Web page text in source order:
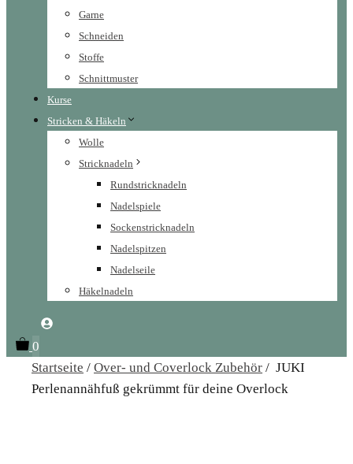
Garne
Schneiden
Stoffe
Schnittmuster
Kurse
Stricken & Häkeln
Wolle
Stricknadeln
Rundstricknadeln
Nadelspiele
Sockenstricknadeln
Nadelspitzen
Nadelseile
Häkelnadeln
0
Startseite / Over- und Coverlock Zubehör / JUKI
Perlenannähfuß gekrümmt für deine Overlock